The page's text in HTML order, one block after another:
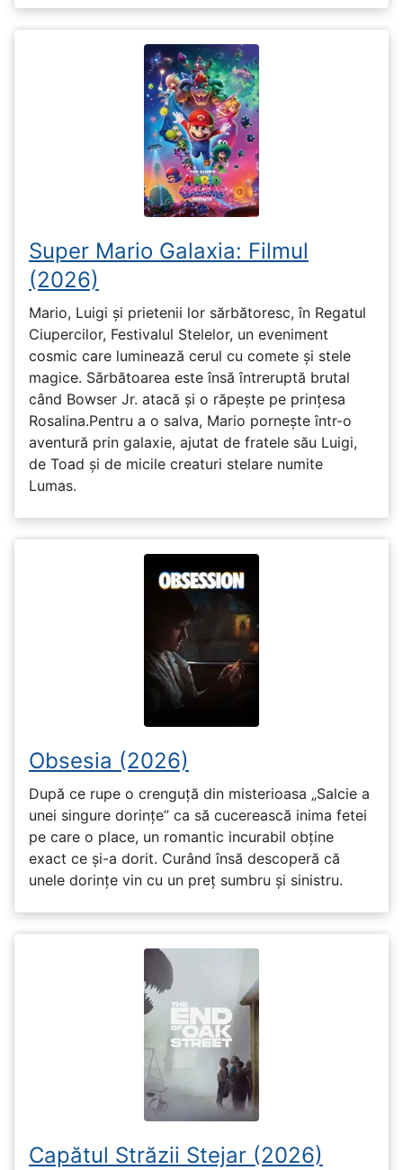
Super Mario Galaxia: Filmul
(2026)
Mario, Luigi și prietenii lor sărbătoresc, în Regatul
Ciupercilor, Festivalul Stelelor, un eveniment
cosmic care luminează cerul cu comete și stele
magice. Sărbătoarea este însă întreruptă brutal
când Bowser Jr. atacă și o răpește pe prinţesa
Rosalina.Pentru a o salva, Mario pornește într-o
aventură prin galaxie, ajutat de fratele său Luigi,
de Toad și de micile creaturi stelare numite
Lumas.
Obsesia (2026)
După ce rupe o crenguță din misterioasa „Salcie a
unei singure dorințe” ca să cucerească inima fetei
pe care o place, un romantic incurabil obține
exact ce și-a dorit. Curând însă descoperă că
unele dorințe vin cu un preț sumbru și sinistru.
Capătul Străzii Stejar (2026)